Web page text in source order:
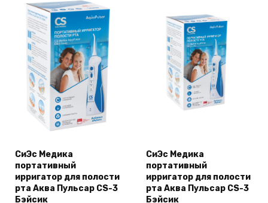
СиЭс Медика
портативный
ирригатор для полости
рта Аква Пульсар CS-3
Бэйсик
СиЭс Медика
портативный
ирригатор для полости
рта Аква Пульсар CS-3
Бэйсик